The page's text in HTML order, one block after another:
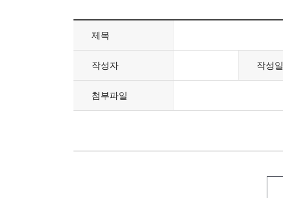
제목
작성자 작성일
첨부파일